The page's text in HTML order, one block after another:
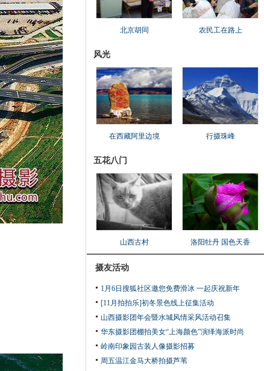
北京胡同 农民工在路上
风光
在西藏阿里边境 行摄珠峰
五花八门
山西古村 洛阳牡丹 国色天香
摄友活动
1月6日搜狐社区邀您免费滑冰 一起庆祝新年
[11月拍拍乐]初冬景色线上征集活动
山西摄影团年会暨水城风情采风活动召集
华东摄影团棚拍美女“上海颜色”演绎海派时尚
岭南印象园古装人像摄影招募
周五温江金马大桥拍摄芦苇